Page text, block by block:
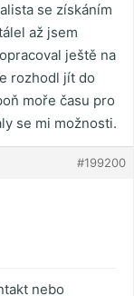
se získáním
až jsem
ještě na
rozhodl jít do
moře času pro
se mi možnosti.
#199200
nebo